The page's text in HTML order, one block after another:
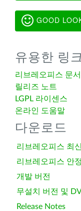
GOOD
유용한 링
리브레오피스 문서
릴리즈 노트
LGPL 라이센스
온라인 도움말
다운로드
리브레오피스 최
리브레오피스 안
개발 버전
무설치 버전 및
Release Notes